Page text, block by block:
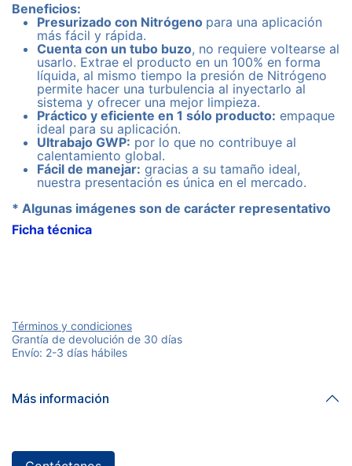
Beneficios:
Presurizado con Nitrógeno para una aplicación
más fácil y rápida.
Cuenta con un tubo buzo, no requiere voltearse al
usarlo. Extrae el producto en un 100% en forma
líquida, al mismo tiempo la presión de Nitrógeno
permite hacer una turbulencia al inyectarlo al
sistema y ofrecer una mejor limpieza.
Práctico y eficiente en 1 sólo producto: empaque
ideal para su aplicación.
Ultrabajo GWP: por lo que no contribuye al
calentamiento global.
Fácil de manejar: gracias a su tamaño ideal,
nuestra presentación es única en el mercado.
* Algunas imágenes son de carácter representativo
Ficha técnica
Términos y condiciones
Grantía de devolución de 30 días
Envío: 2-3 días hábiles
Más información